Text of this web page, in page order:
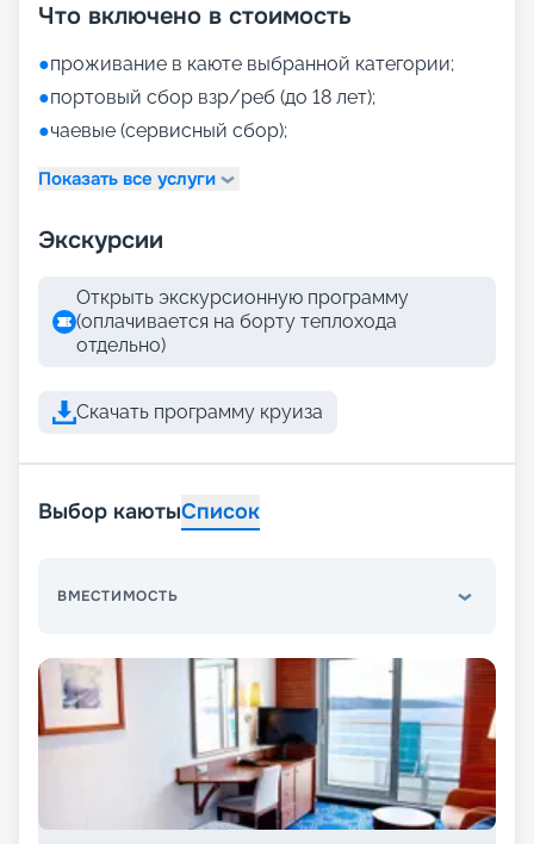
Что включено в стоимость
●проживание в каюте выбранной категории;
●портовый сбор взр/реб (до 18 лет);
●чаевые (сервисный сбор);
Показать все услуги
Экскурсии
Открыть экскурсионную программу
(оплачивается на борту теплохода
отдельно)
Скачать программу круиза
Выбор каютыСписок
ВМЕСТИМОСТЬ